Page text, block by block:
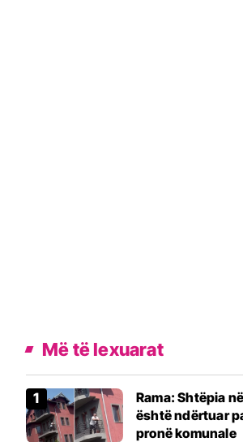
Më të lexuarat
Rama: Shtëpia
është ndërtuar
pronë komunale